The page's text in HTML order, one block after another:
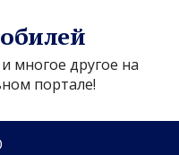
многое другое на
портале!